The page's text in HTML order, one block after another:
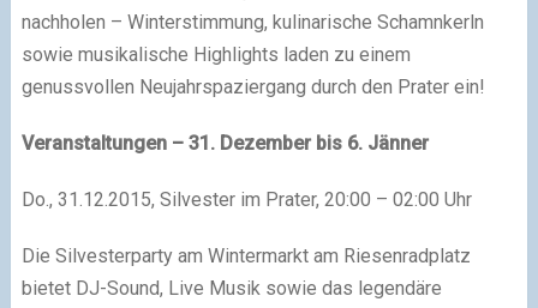
nachholen – Winterstimmung, kulinarische Schamnkerln
sowie musikalische Highlights laden zu einem
genussvollen Neujahrspaziergang durch den Prater ein!
Veranstaltungen – 31. Dezember bis 6. Jänner
Do., 31.12.2015, Silvester im Prater, 20:00 – 02:00 Uhr
Die Silvesterparty am Wintermarkt am Riesenradplatz
bietet DJ-Sound, Live Musik sowie das legendäre